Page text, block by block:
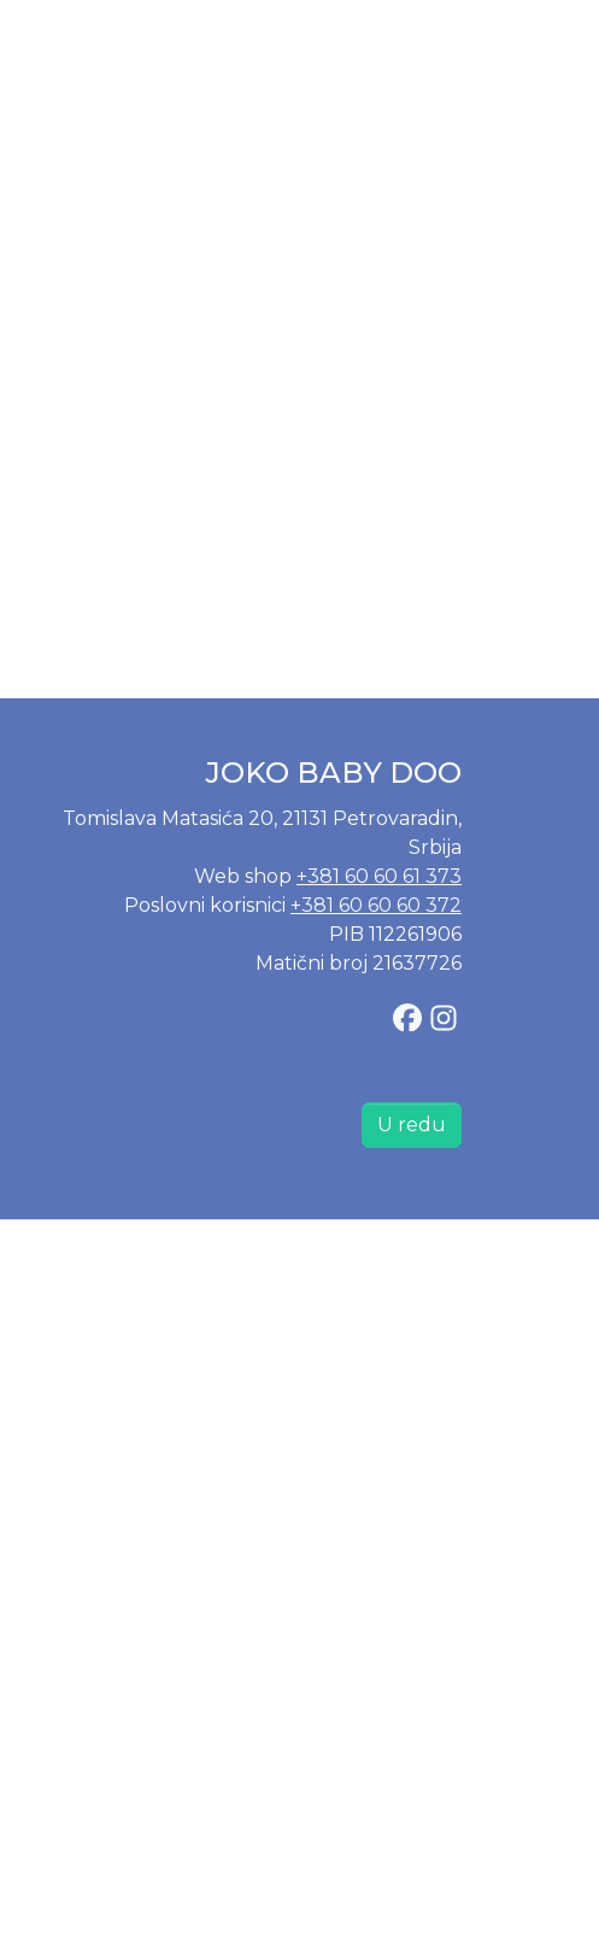
JOKO BABY DOO
Tomislava Matasića 20, 21131 Petrovaradin,
Srbija
Web shop +381 60 60 61 373
Poslovni korisnici +381 60 60 60 372
PIB 112261906
Matični broj 21637726
U redu